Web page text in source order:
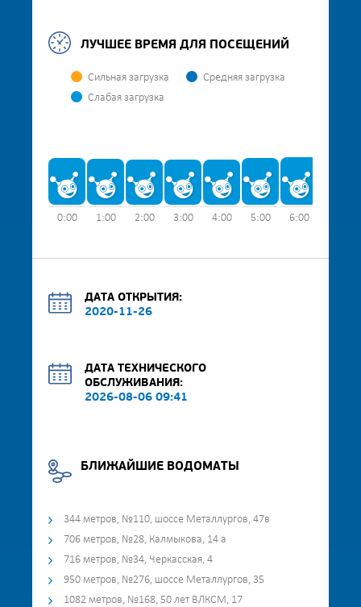
ЛУЧШЕЕ ВРЕМЯ ДЛЯ ПОСЕЩЕНИЙ
Сильная загрузка
Средняя загрузка
Слабая загрузка
0:00 1:00 2:00 3:00 4:00 5:00 6:00
ДАТА ОТКРЫТИЯ:
2020-11-26
ДАТА ТЕХНИЧЕСКОГО
ОБСЛУЖИВАНИЯ:
2026-08-06 09:41
БЛИЖАЙШИЕ ВОДОМАТЫ
344 метров, №110, шоссе Металлургов, 47в
706 метров, №28, Калмыкова, 14 а
716 метров, №34, Черкасская, 4
950 метров, №276, шоссе Металлургов, 35
1082 метров, №168, 50 лет ВЛКСМ, 17